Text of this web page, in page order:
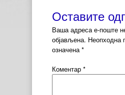
Оставите
Ваша адреса е-поште
објављена. Неопходна
означена *
Коментар *